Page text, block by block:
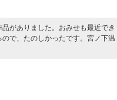
がありました。おみせも最近でき
で、たのしかったです。宮ノ下温